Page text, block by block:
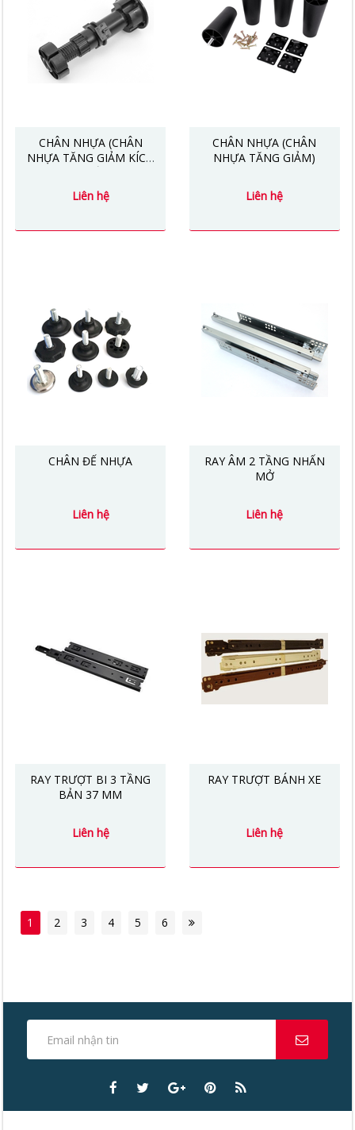
CHÂN NHỰA (CHÂN
NHỰA TĂNG GIẢM KÍCH
Liên hệ
CHÂN NHỰA (CHÂN
NHỰA TĂNG GIẢM)
Liên hệ
CHÂN ĐẾ NHỰA
Liên hệ
RAY ÂM 2 TẦNG NHẤN
MỞ
Liên hệ
RAY TRƯỢT BI 3 TẦNG
BẢN 37 MM
Liên hệ
RAY TRƯỢT BÁNH XE
Liên hệ
1 2 3 4 5 6